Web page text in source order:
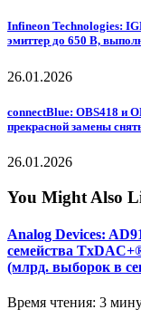
Infineon Technologies:
эмиттер до 650 В,
26.01.2026
connectBlue: OBS418 и
прекрасной замены
26.01.2026
You Might Also
Analog Devices:
семейства
(млрд. выборок в
Время чтения: 3